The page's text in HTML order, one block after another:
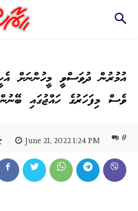
އުމުރުން ދުވަސްވީ މީހުންނަށް
ވެސް މިފަހަރުގެ ހައްޖުގައި
June 21, 2022 1:24 PM 0